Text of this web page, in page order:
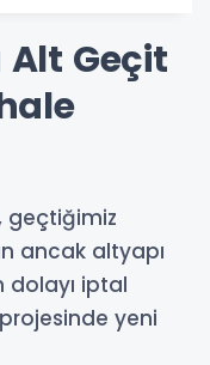
Geçit
geçtiğimiz
ancak altyapı
dolayı iptal
yeni